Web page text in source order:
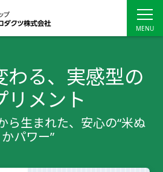
わる、実感型の
リメント
ら生まれた、安心の“米ぬ
かパワー”